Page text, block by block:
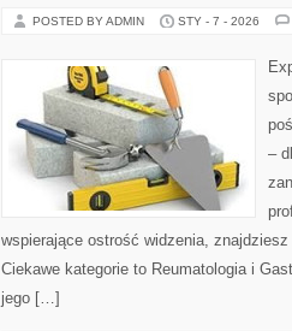
POSTED BY ADMIN STY - 7 - 2026
–
wspierające ostrość widzenia,
Ciekawe kategorie to Reumatologia i
jego […]